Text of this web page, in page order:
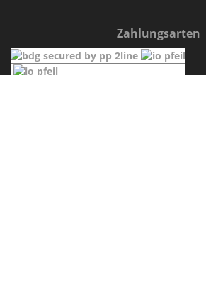
Zahlungsarten